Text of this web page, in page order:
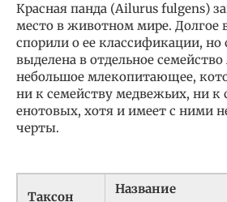
Красная панда (Ailurus fulgens)
место в животном мире. Долгое
спорили о ее классификации, но
выделена в отдельное
небольшое млекопитающее,
ни к семейству медвежьих, ни к
енотовых, хотя и имеет с ними
черты.
Таксон
Название